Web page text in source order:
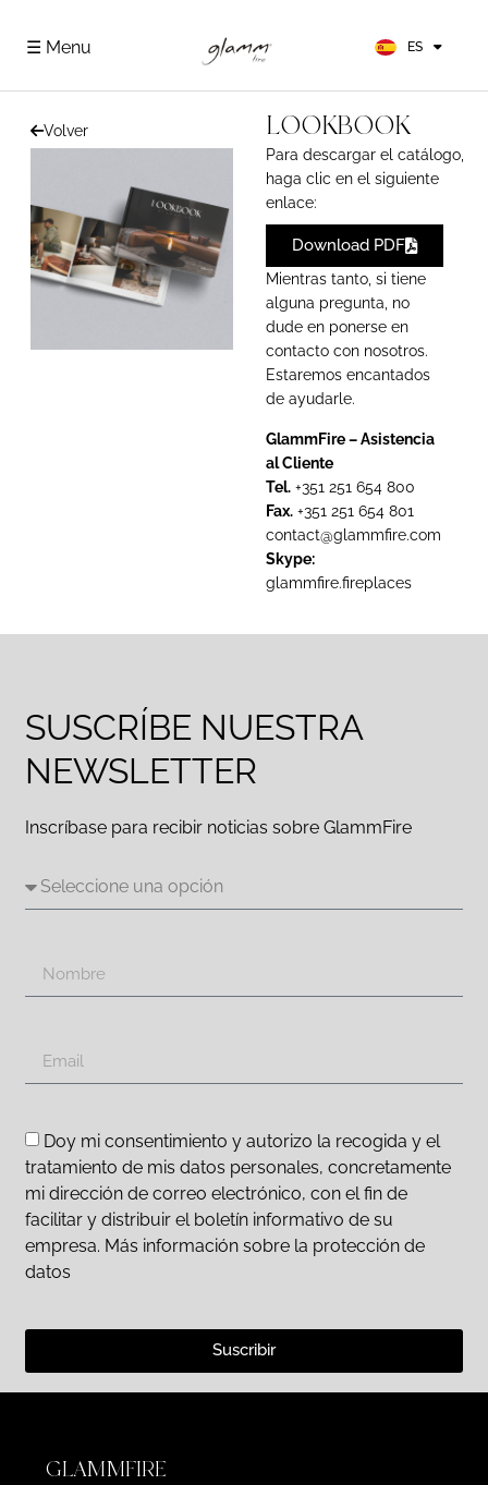
☰ Menu ES
DE
Volver LOOKBOOK
Para descargar el catálogo,
haga clic en el siguiente
enlace:
Download PDF
Mientras tanto, si tiene
alguna pregunta, no
dude en ponerse en
contacto con nosotros.
Estaremos encantados
de ayudarle.
GlammFire – Asistencia
al Cliente
Tel. +351 251 654 800
Fax. +351 251 654 801
contact@glammfire.com
Skype:
glammfire.fireplaces
SUSCRÍBE NUESTRA
NEWSLETTER
Inscríbase para recibir noticias sobre GlammFire
Doy mi consentimiento y autorizo la recogida y el
tratamiento de mis datos personales, concretamente
mi dirección de correo electrónico, con el fin de
facilitar y distribuir el boletín informativo de su
empresa. Más información sobre la protección de
datos
Suscribir
GLAMMFIRE